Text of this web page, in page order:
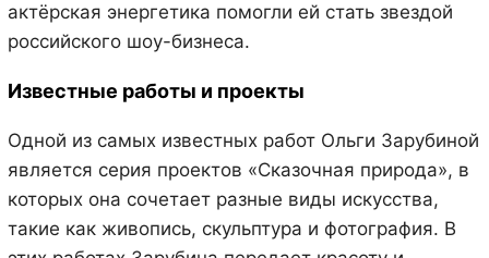
актёрская энергетика помогли ей стать звездой
российского шоу-бизнеса.
Известные работы и проекты
Одной из самых известных работ Ольги Зарубиной
является серия проектов «Сказочная природа», в
которых она сочетает разные виды искусства,
такие как живопись, скульптура и фотография. В